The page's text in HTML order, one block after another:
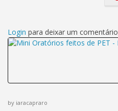
Login para deixar um comentário
by iaracapraro